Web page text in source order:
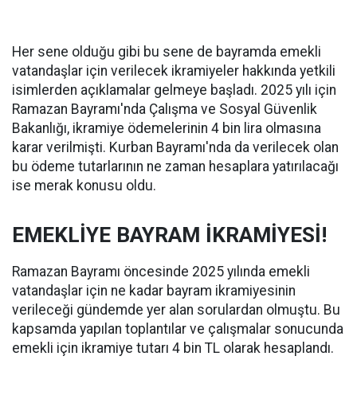
Her sene olduğu gibi bu sene de bayramda emekli
vatandaşlar için verilecek ikramiyeler hakkında yetkili
isimlerden açıklamalar gelmeye başladı. 2025 yılı için
Ramazan Bayramı'nda Çalışma ve Sosyal Güvenlik
Bakanlığı, ikramiye ödemelerinin 4 bin lira olmasına
karar verilmişti. Kurban Bayramı'nda da verilecek olan
bu ödeme tutarlarının ne zaman hesaplara yatırılacağı
ise merak konusu oldu.
EMEKLİYE BAYRAM İKRAMİYESİ!
Ramazan Bayramı öncesinde 2025 yılında emekli
vatandaşlar için ne kadar bayram ikramiyesinin
verileceği gündemde yer alan sorulardan olmuştu. Bu
kapsamda yapılan toplantılar ve çalışmalar sonucunda
emekli için ikramiye tutarı 4 bin TL olarak hesaplandı.